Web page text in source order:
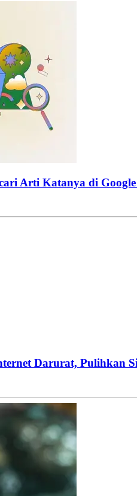
Arti Katanya di Google
Darurat, Pulihkan